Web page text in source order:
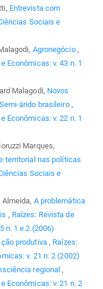
Entrevista com
Sociais e
Agronegócio ,
Econômicas: v. 43 n. 1
Malagodi, Novos
árido brasileiro ,
Econômicas: v. 22 n. 1
Marques,
territorial nas políticas
Sociais e
A problemática
, Raízes: Revista de
n. 1 e 2 (2006)
produtiva , Raízes:
v. 21 n. 2 (2002)
regional ,
Econômicas: v. 21 n. 2